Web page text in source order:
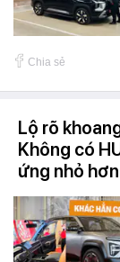
Chia sẻ
Lộ rõ
Không có
ứng nhỏ